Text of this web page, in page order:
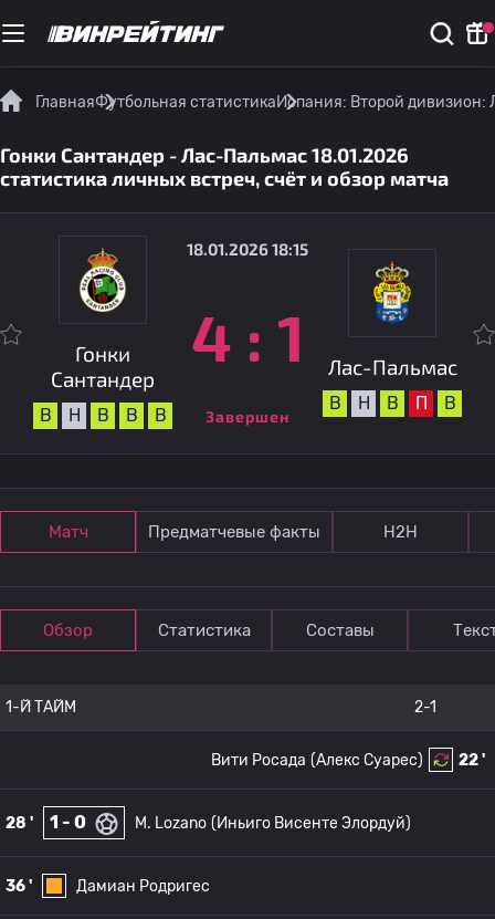
ГлавнаяФутбольная статистикаИспания: Второй дивизион:
Гонки Сантандер - Лас-Пальмас 18.01.2026
статистика личных встреч, счёт и обзор матча
Гонки
Сантандер
В Н В В В
18.01.2026 18:15
4 : 1
Завершен
Лас-Пальмас
В Н В П В
Матч Предматчевые факты Н2Н
Обзор Статистика Составы
1-Й ТАЙМ 2-1
22 '
(Алекс Суарес)
Вити Росада
28 ' 1 - 0 M. Lozano (Иньиго Висенте Элордуй)
36 ' Дамиан Родригес